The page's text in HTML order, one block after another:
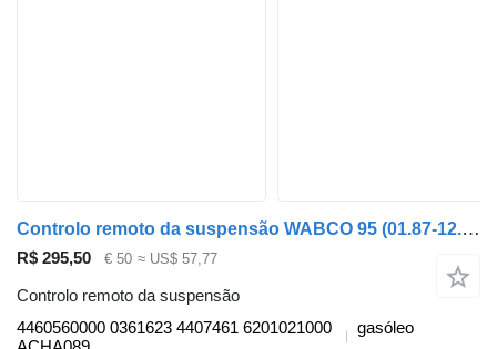
Controlo remoto da suspensão WABCO 95 (01.87-12.98) 4460560000 para camião tractor DAF 45, 55, 65, 75, 85, 95 (1987-1998)
R$ 295,50 € 50 ≈ US$ 57,77
Controlo remoto da suspensão
4460560000 0361623 4407461 6201021000
gasóleo